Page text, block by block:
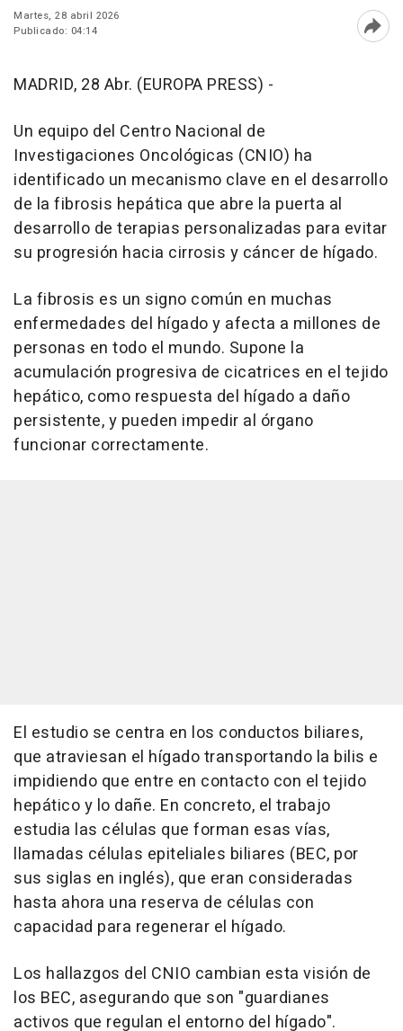
Martes, 28 abril 2026
Publicado: 04:14
MADRID, 28 Abr. (EUROPA PRESS) -
Un equipo del Centro Nacional de
Investigaciones Oncológicas (CNIO) ha
identificado un mecanismo clave en el desarrollo
de la fibrosis hepática que abre la puerta al
desarrollo de terapias personalizadas para evitar
su progresión hacia cirrosis y cáncer de hígado.
La fibrosis es un signo común en muchas
enfermedades del hígado y afecta a millones de
personas en todo el mundo. Supone la
acumulación progresiva de cicatrices en el tejido
hepático, como respuesta del hígado a daño
persistente, y pueden impedir al órgano
funcionar correctamente.
El estudio se centra en los conductos biliares,
que atraviesan el hígado transportando la bilis e
impidiendo que entre en contacto con el tejido
hepático y lo dañe. En concreto, el trabajo
estudia las células que forman esas vías,
llamadas células epiteliales biliares (BEC, por
sus siglas en inglés), que eran consideradas
hasta ahora una reserva de células con
capacidad para regenerar el hígado.
Los hallazgos del CNIO cambian esta visión de
los BEC, asegurando que son "guardianes
activos que regulan el entorno del hígado".